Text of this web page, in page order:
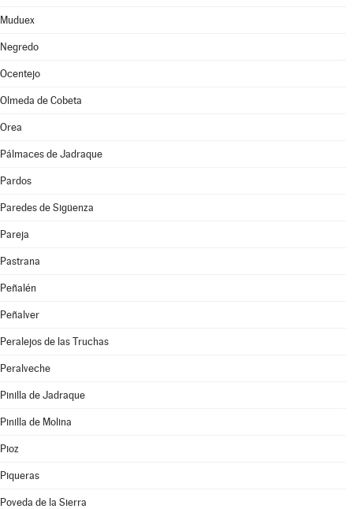
Muduex
Negredo
Ocentejo
Olmeda de Cobeta
Orea
Pálmaces de Jadraque
Pardos
Paredes de Sigüenza
Pareja
Pastrana
Peñalén
Peñalver
Peralejos de las Truchas
Peralveche
Pinilla de Jadraque
Pinilla de Molina
Pioz
Piqueras
Poveda de la Sierra